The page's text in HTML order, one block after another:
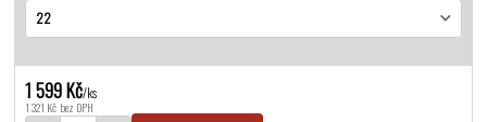
1 599 Kč/ks
1 321 Kč bez DPH